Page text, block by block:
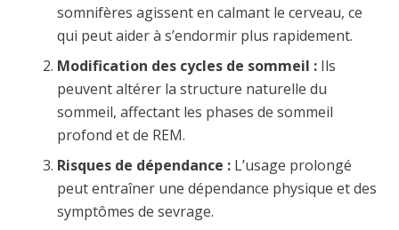
somnifères agissent en calmant le cerveau, ce
qui peut aider à s’endormir plus rapidement.
Modification des cycles de sommeil : Ils
peuvent altérer la structure naturelle du
sommeil, affectant les phases de sommeil
profond et de REM.
Risques de dépendance : L’usage prolongé
peut entraîner une dépendance physique et des
symptômes de sevrage.